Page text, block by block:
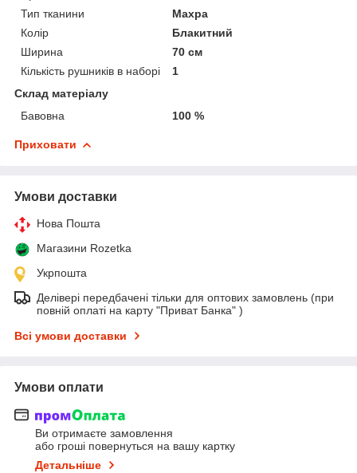
Тип тканини
Махра
Колір
Блакитний
Ширина
70 см
Кількість рушників в наборі
1
Склад матеріалу
Бавовна
100 %
Приховати
Умови доставки
Нова Пошта
Магазини Rozetka
Укрпошта
Делівері передбачені тільки для оптових замовлень (при
повній оплаті на карту "Приват Банка" )
Всі умови доставки
Умови оплати
Ви отримаєте замовлення
або гроші повернуться на вашу картку
Детальніше